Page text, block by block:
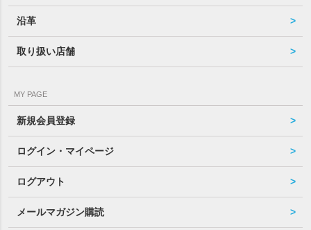
沿革
取り扱い店舗
MY PAGE
新規会員登録
ログイン・マイページ
ログアウト
メールマガジン購読